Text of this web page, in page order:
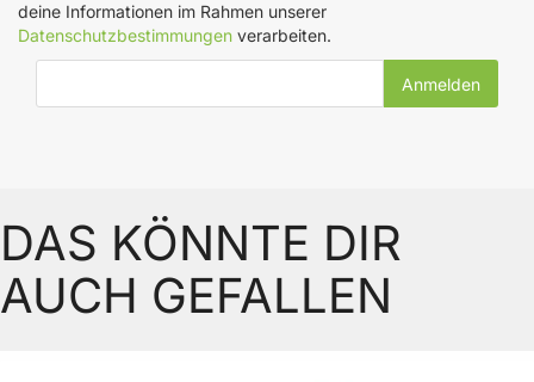
deine Informationen im Rahmen unserer
Datenschutzbestimmungen verarbeiten.
DAS KÖNNTE DIR
AUCH GEFALLEN